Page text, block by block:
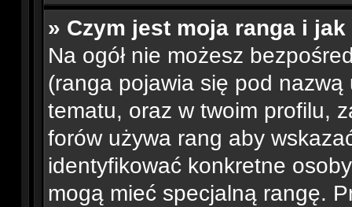
» Czym jest moja ranga i
Na ogół nie możesz
(ranga pojawia się pod
tematu, oraz w twoim profilu,
forów używa rang aby
identyfikować konkretne
mogą mieć specjalną rangę.